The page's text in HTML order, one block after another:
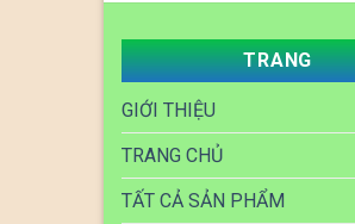
TRANG
GIỚI THIỆU
TRANG CHỦ
TẤT CẢ SẢN PHẨM